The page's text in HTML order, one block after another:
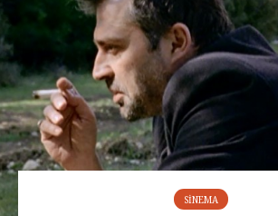
SINEMA